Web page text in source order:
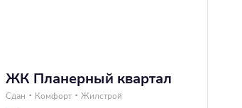
ЖК Планерный квартал
Сдан Комфорт Жилстрой